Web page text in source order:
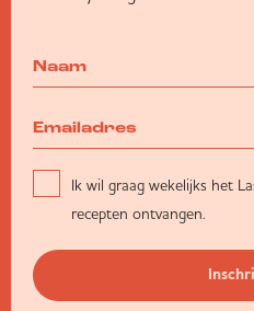
Ik wil graag wekelijks het
recepten ontvangen.